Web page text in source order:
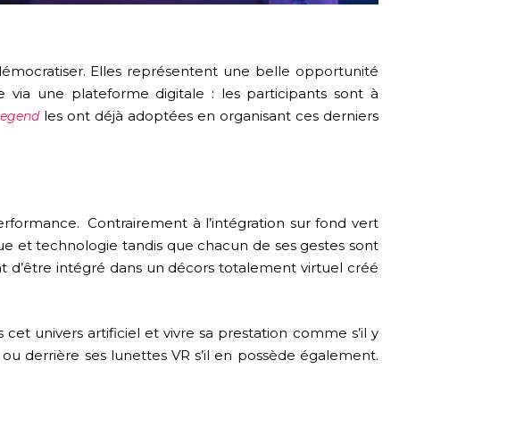
Elles représentent une belle opportunité
via une plateforme digitale : les participants sont à
les ont déjà adoptées en organisant ces derniers
Contrairement à l’intégration sur fond vert
et technologie tandis que chacun de ses gestes sont
d’être intégré dans un décors totalement virtuel créé
univers artificiel et vivre sa prestation comme s’il y
derrière ses lunettes VR s’il en possède également.